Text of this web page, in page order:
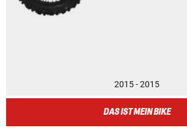
2015 - 2015
DAS IST MEIN BIKE